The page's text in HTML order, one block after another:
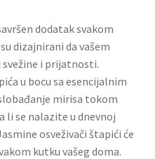
dodatak svakom
dizajnirani da vašem
i prijatnosti.
u bocu sa esencijalnim
mirisa tokom
li se nalazite u dnevnoj
osveživači štapići će
kutku vašeg doma.